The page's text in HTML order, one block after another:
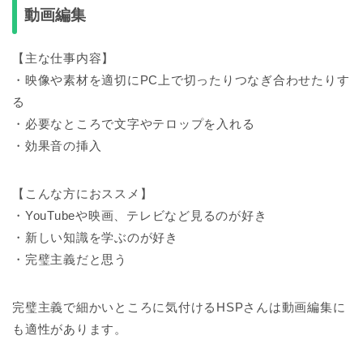
動画編集
【主な仕事内容】
・映像や素材を適切にPC上で切ったりつなぎ合わせたりす
る
・必要なところで文字やテロップを入れる
・効果音の挿入
【こんな方におススメ】
・YouTubeや映画、テレビなど見るのが好き
・新しい知識を学ぶのが好き
・完璧主義だと思う
完璧主義で細かいところに気付けるHSPさんは動画編集に
も適性があります。